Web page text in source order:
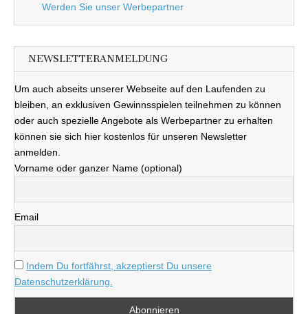
Werden Sie unser Werbepartner
NEWSLETTERANMELDUNG
Um auch abseits unserer Webseite auf den Laufenden zu
bleiben, an exklusiven Gewinnsspielen teilnehmen zu können
oder auch spezielle Angebote als Werbepartner zu erhalten
können sie sich hier kostenlos für unseren Newsletter
anmelden.
Vorname oder ganzer Name (optional)
Email
Indem Du fortfährst, akzeptierst Du unsere
Datenschutzerklärung.